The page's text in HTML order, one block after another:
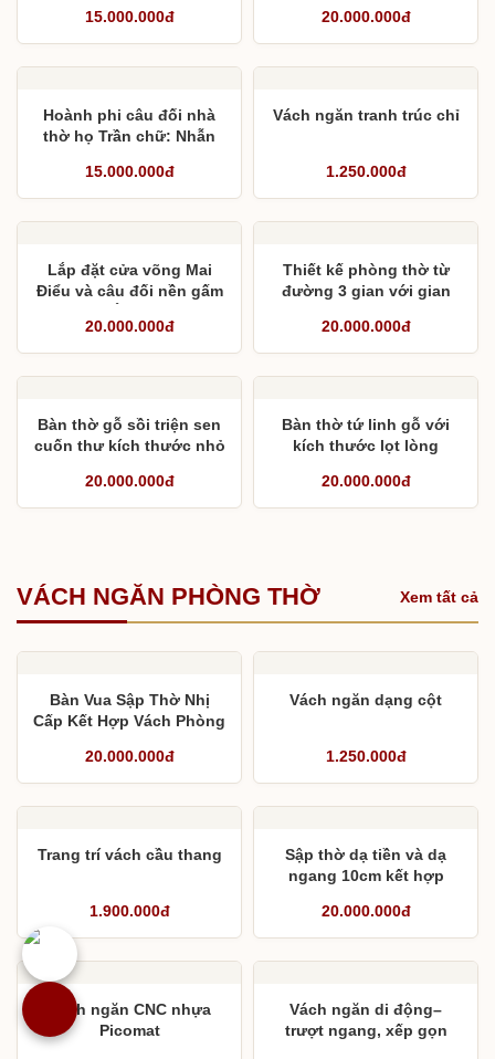
15.000.000đ
thước chuẩn
20.000.000đ
Hoành phi câu đối nhà
thờ họ Trần chữ: Nhẫn
15.000.000đ
Vách ngăn tranh trúc chỉ
1.250.000đ
Lắp đặt cửa võng Mai
Điểu và câu đối nền gấm
20.000.000đ
Thiết kế phòng thờ từ
đường 3 gian với gian
20.000.000đ
Bàn thờ gỗ sồi triện sen
cuốn thư kích thước nhỏ
chung cư
20.000.000đ
Bàn thờ tứ linh gỗ với
kích thước lọt lòng
20.000.000đ
VÁCH NGĂN PHÒNG THỜ Xem tất cả
Bàn Vua Sập Thờ Nhị
Cấp Kết Hợp Vách Phòng
20.000.000đ
Vách ngăn dạng cột
1.250.000đ
Trang trí vách cầu thang
1.900.000đ
Sập thờ dạ tiền và dạ
ngang 10cm kết hợp
20.000.000đ
Vách ngăn CNC nhựa
Picomat
Vách ngăn di động–
trượt ngang, xếp gọn